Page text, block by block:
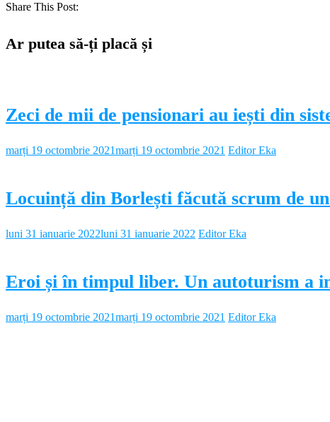
Share This Post:
Ar putea să-ți placă și
Zeci de mii de pensionari au iești din
marți 19 octombrie 2021marți 19 octombrie 2021 Editor Eka
Locuință din Borlești făcută scrum de
luni 31 ianuarie 2022luni 31 ianuarie 2022 Editor Eka
Eroi și în timpul liber. Un autoturism a
marți 19 octombrie 2021marți 19 octombrie 2021 Editor Eka